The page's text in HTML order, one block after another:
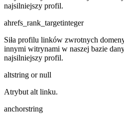
najsilniejszy profil.
ahrefs_rank_targetinteger
Siła profilu linków zwrotnych
innymi witrynami w naszej bazie
najsilniejszy profil.
altstring or null
Atrybut alt linku.
anchorstring